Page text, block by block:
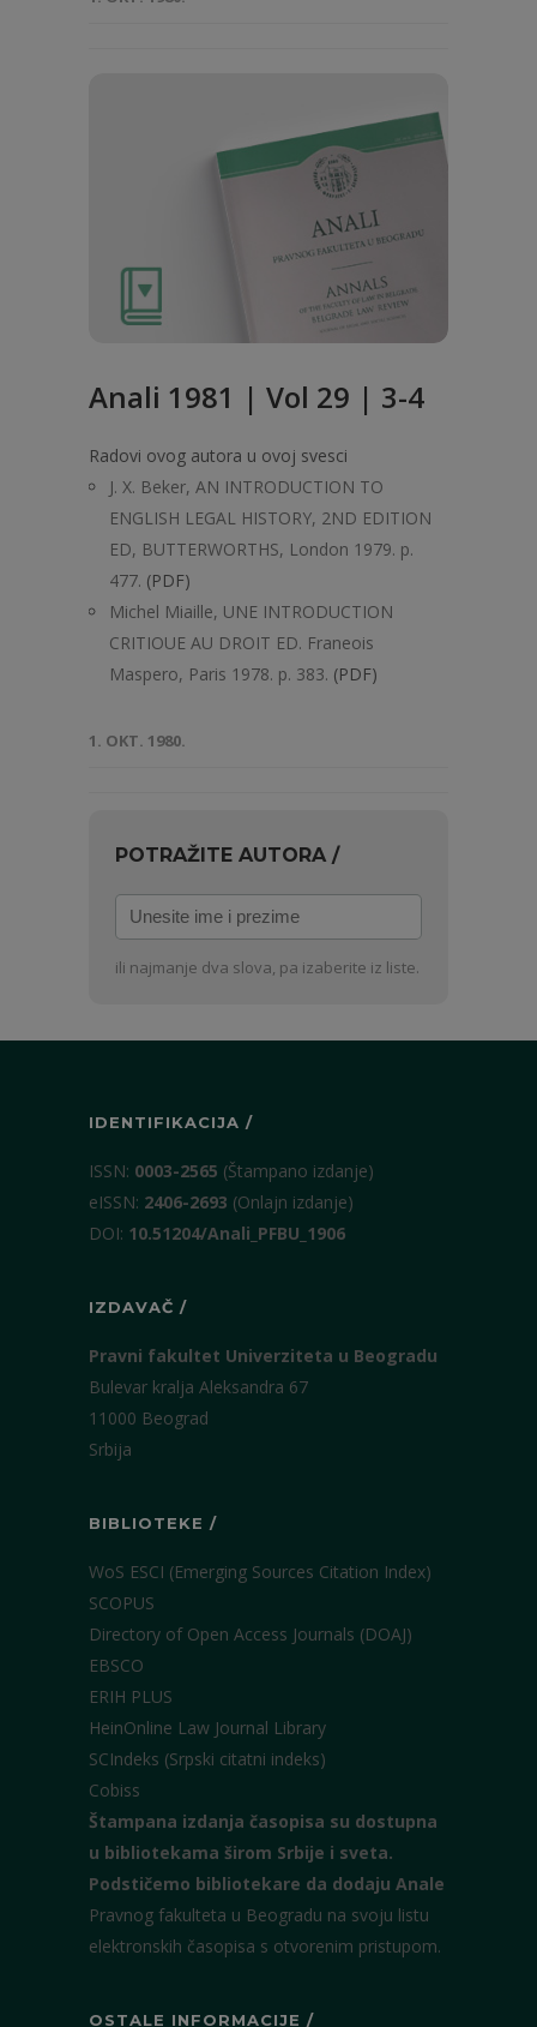
Anali 1981 | Vol 29 | 3-4
Radovi ovog autora u ovoj svesci
J. X. Beker, AN INTRODUCTION TO
ENGLISH LEGAL HISTORY, 2ND EDITION
ED, BUTTERWORTHS, London 1979. p.
477. (PDF)
Michel Miaille, UNE INTRODUCTION
CRITIOUE AU DROIT ED. Franeois
Maspero, Paris 1978. p. 383. (PDF)
1. OKT. 1980.
POTRAŽITE AUTORA /
Unesite
ime
iili najmanje dva slova, pa izaberite iz liste.
IDENTIFIKACIJA /
ISSN: 0003-2565 (Štampano izdanje)
eISSN: 2406-2693 (Onlajn izdanje)
DOI: 10.51204/Anali_PFBU_1906
IZDAVAČ /
Pravni fakultet Univerziteta u Beogradu
Bulevar kralja Aleksandra 67
11000 Beograd
Srbija
BIBLIOTEKE /
WoS ESCI (Emerging Sources Citation Index)
SCOPUS
Directory of Open Access Journals (DOAJ)
EBSCO
ERIH PLUS
HeinOnline Law Journal Library
SCIndeks (Srpski citatni indeks)
Cobiss
Štampana izdanja časopisa su dostupna
u bibliotekama širom Srbije i sveta.
Podstičemo bibliotekare da dodaju Anale
Pravnog fakulteta u Beogradu na svoju listu
elektronskih časopisa s otvorenim pristupom.
OSTALE INFORMACIJE /